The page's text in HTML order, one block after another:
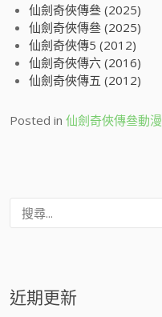
仙劍奇俠傳叄 (2025)
仙劍奇俠傳叄 (2025)
仙劍奇俠傳5 (2012)
仙劍奇俠傳六 (2016)
仙劍奇俠傳五 (2012)
Posted in 仙劍奇俠傳叄動漫
近期更新